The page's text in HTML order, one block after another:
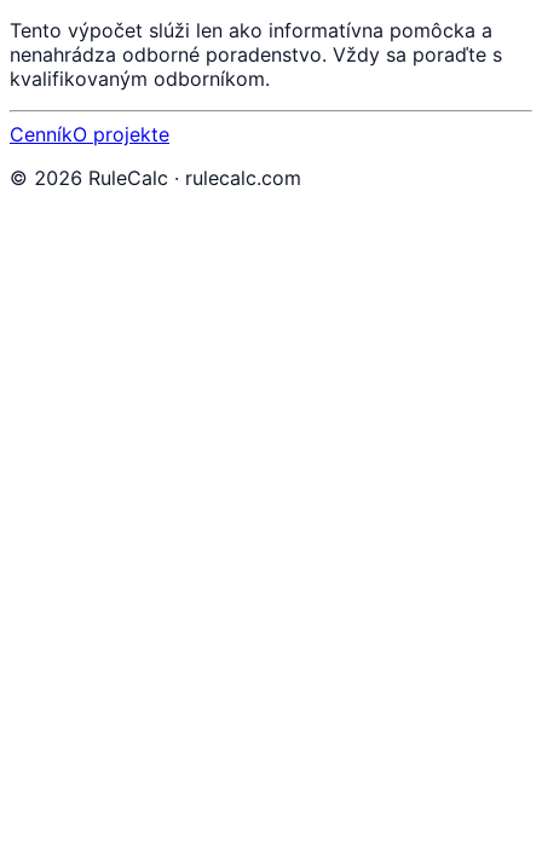
Tento výpočet slúži len ako informatívna pomôcka a
nenahrádza odborné poradenstvo. Vždy sa poraďte s
kvalifikovaným odborníkom.
CenníkO projekte
© 2026 RuleCalc · rulecalc.com